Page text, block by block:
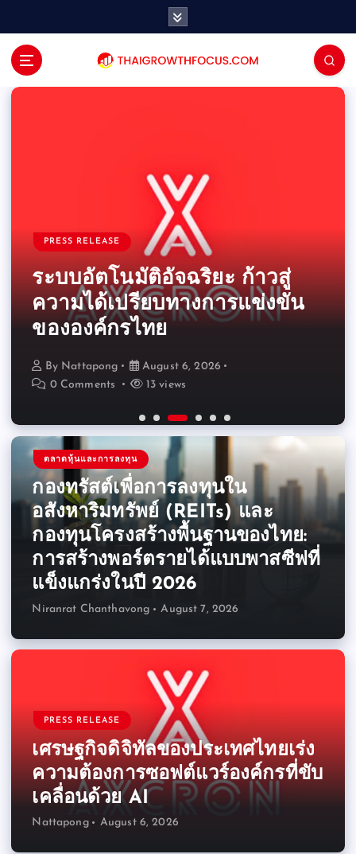
กองทรัสต์เพื่อการลงทุนใน
อสังหาริมทรัพย์ (REITs) และ
กองทุนโครงสร้างพื้นฐานของ
ไทย: การสร้างพอร์ตรายได้แบบ
พาสซีฟที่แข็งแกร่งในปี 2026
By Niranrat Chanthavong
August 7, 2026
0 Comments
8 views
PRESS RELEASE
เศรษฐกิจดิจิทัลของประเทศไทย
เร่งความต้องการซอฟต์แวร์
องค์กรที่ขับเคลื่อนด้วย AI
By Nattapong
August 6, 2026
0 Comments
12 views
PRESS RELEASE
ระบบอัตโนมัติอัจฉริยะ ก้าวสู่
ความได้เปรียบทางการแข่งขัน
ขององค์กรไทย
By Nattapong
August 6, 2026
0 Comments
13 views
หนี้ด้อยคุณภาพที่เพิ่มขึ้นส่ง
สัญญาณวิกฤตหนี้ครัวเรือนที่
กำลังคืบคลานเข้าสู่แกนกลาง
การเงินของไทย
By Niranrat Chanthavong
August 6, 2026
0 Comments
9 views
จากหน้าจอเดียวสู่ระบบทำงาน
ร่วมกันแบบครบวงจร
Leaderhub นำประสบการณ์
ระดับโลก ขับเคลื่อนการยก
ระดับสู่ดิจิทัลในไทย
By Nattapong
August 6, 2026
0 Comments
17 views
ห้ามพลาด! จัดทีมซูเปอร์ฮีโร่คน
โปรด สัมผัสกับ Marvel ผ่าน
การ์ดเกมลายเส้นสุดคลาสสิก
จาก CARDFUN พร้อมกันทั่ว
ประเทศ
By Nattapong
August 5, 2026
0 Comments
5 views
ตลาดหุ้นและการลงทุน
กองทรัสต์เพื่อการลงทุนใน
อสังหาริมทรัพย์ (REITs) และ
กองทุนโครงสร้างพื้นฐานของไทย:
การสร้างพอร์ตรายได้แบบพาสซีฟที่
แข็งแกร่งในปี 2026
Niranrat Chanthavong August 7, 2026
PRESS RELEASE
เศรษฐกิจดิจิทัลของประเทศไทยเร่ง
ความต้องการซอฟต์แวร์องค์กรที่ขับ
เคลื่อนด้วย AI
Nattapong August 6, 2026